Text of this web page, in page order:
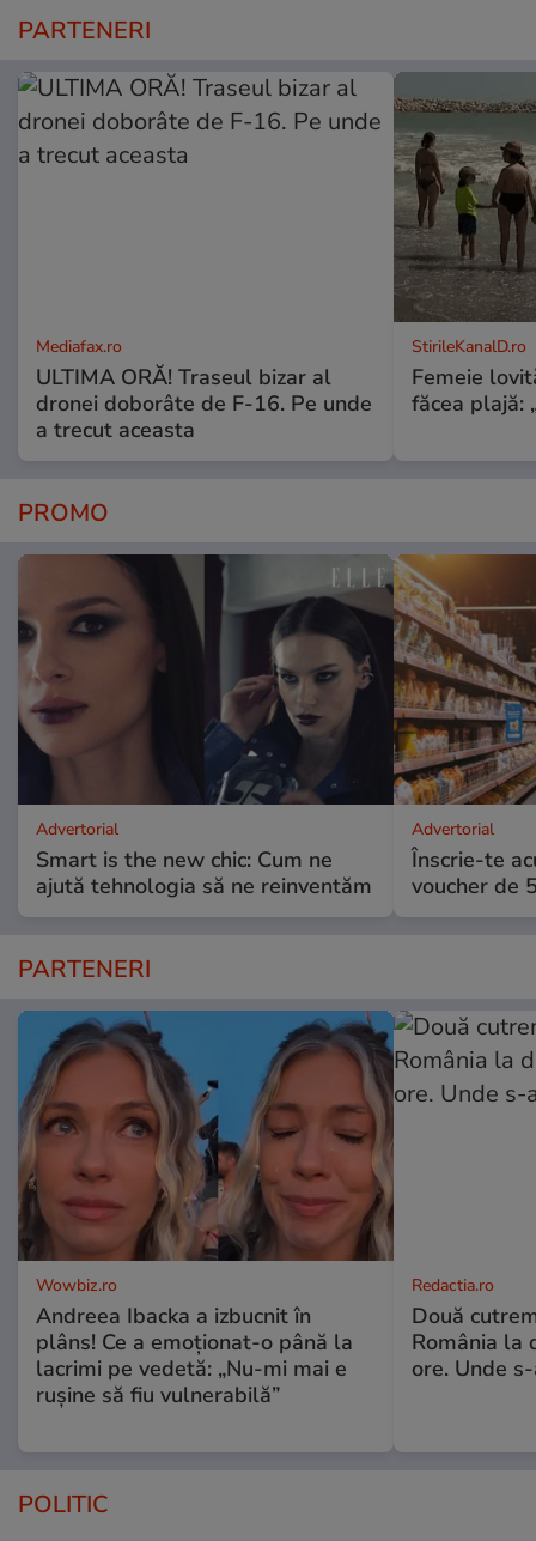
PARTENERI
Mediafax.ro
ULTIMA ORĂ! Traseul bizar al
dronei doborâte de F-16. Pe unde
a trecut aceasta
StirileKanalD.ro
Femeie
făcea plajă:
PROMO
Advertorial
Smart is the new chic: Cum ne
ajută tehnologia să ne reinventăm
Advertorial
Înscrie-te
voucher de
PARTENERI
Wowbiz.ro
Andreea Ibacka a izbucnit în
plâns! Ce a emoționat-o până la
lacrimi pe vedetă: „Nu-mi mai e
rușine să fiu vulnerabilă”
Redactia.ro
Două
România la
ore. Unde
POLITIC